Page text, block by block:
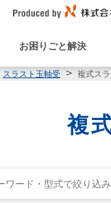
お困りごと解決
スラスト玉軸受 複式ス
複